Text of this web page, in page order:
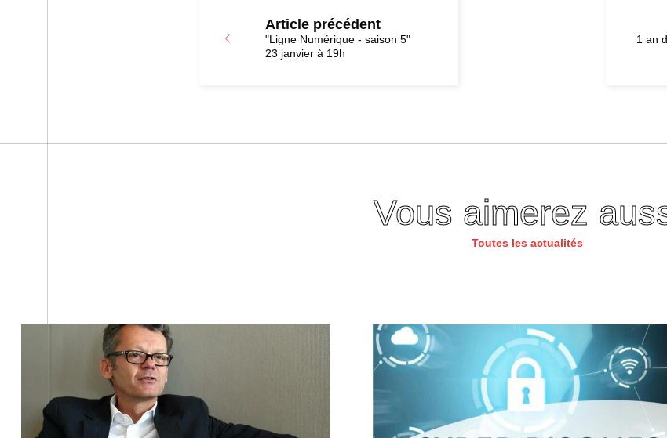
Article précédent
"Ligne Numérique - saison 5"
23 janvier à 19h
1 an
Vous aimerez
Toutes les actualités